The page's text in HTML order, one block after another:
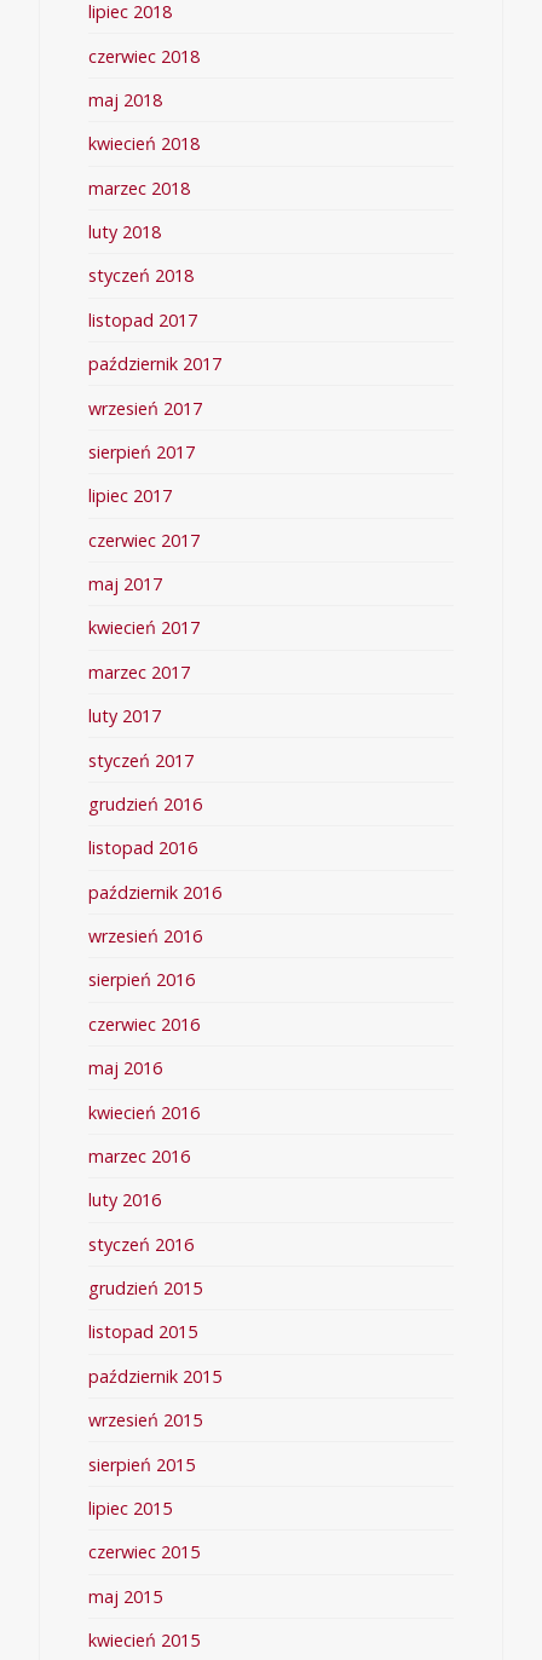
lipiec 2018
czerwiec 2018
maj 2018
kwiecień 2018
marzec 2018
luty 2018
styczeń 2018
listopad 2017
październik 2017
wrzesień 2017
sierpień 2017
lipiec 2017
czerwiec 2017
maj 2017
kwiecień 2017
marzec 2017
luty 2017
styczeń 2017
grudzień 2016
listopad 2016
październik 2016
wrzesień 2016
sierpień 2016
czerwiec 2016
maj 2016
kwiecień 2016
marzec 2016
luty 2016
styczeń 2016
grudzień 2015
listopad 2015
październik 2015
wrzesień 2015
sierpień 2015
lipiec 2015
czerwiec 2015
maj 2015
kwiecień 2015